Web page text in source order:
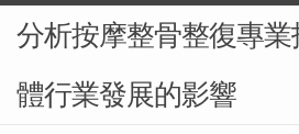
分析按摩整骨整復專
體行業發展的影響